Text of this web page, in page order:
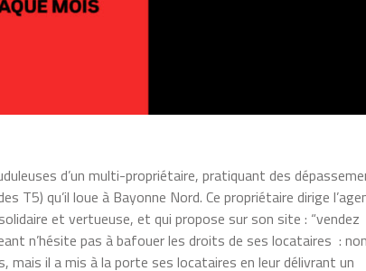
d’un multi-propriétaire, pratiquant des
T5) qu’il loue à Bayonne Nord. Ce propriétaire dirige
et vertueuse, et qui propose sur son site : “vendez
n’hésite pas à bafouer les droits de ses locataires : non
mais il a mis à la porte ses locataires en leur délivrant un